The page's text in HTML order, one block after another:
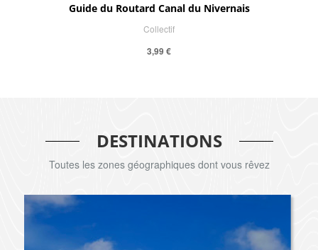
Guide du Routard Canal du Nivernais
Collectif
3,99 €
DESTINATIONS
Toutes les zones géographiques dont vous rêvez